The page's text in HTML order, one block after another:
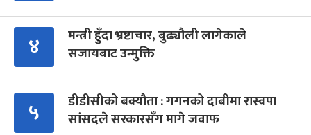
४
मन्त्री हुँदा भ्रष्टाचार, बुढ्यौली लागेकाले
सजायबाट उन्मुक्ति
५
डीडीसीको बक्यौता : गगनको दाबीमा रास्वपा
सांसदले सरकारसँग मागे जवाफ